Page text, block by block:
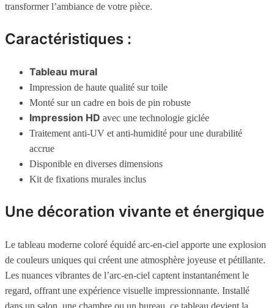
transformer l’ambiance de votre pièce.
Caractéristiques :
Tableau mural
Impression de haute qualité sur toile
Monté sur un cadre en bois de pin robuste
Impression HD avec une technologie giclée
Traitement anti-UV et anti-humidité pour une durabilité
accrue
Disponible en diverses dimensions
Kit de fixations murales inclus
Une décoration vivante et énergique
Le tableau moderne coloré équidé arc-en-ciel apporte une explosion
de couleurs uniques qui créent une atmosphère joyeuse et pétillante.
Les nuances vibrantes de l’arc-en-ciel captent instantanément le
regard, offrant une expérience visuelle impressionnante. Installé
dans un salon, une chambre ou un bureau, ce tableau devient la